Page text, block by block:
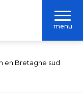
menu
en Bretagne sud